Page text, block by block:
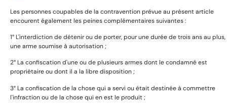
Les personnes coupables de la contravention prévue au présent article
encourent également les peines complémentaires suivantes :
1° L'interdiction de détenir ou de porter, pour une durée de trois ans au plus,
une arme soumise à autorisation ;
2° La confiscation d'une ou de plusieurs armes dont le condamné est
propriétaire ou dont il a la libre disposition ;
3° La confiscation de la chose qui a servi ou était destinée à commettre
l'infraction ou de la chose qui en est le produit ;
Informations utiles
Avertissement
Mentions légales
Politique de confidentialité